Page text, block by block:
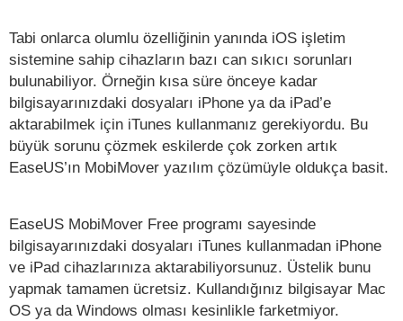
Tabi onlarca olumlu özelliğinin yanında iOS işletim
sistemine sahip cihazların bazı can sıkıcı sorunları
bulunabiliyor. Örneğin kısa süre önceye kadar
bilgisayarınızdaki dosyaları iPhone ya da iPad’e
aktarabilmek için iTunes kullanmanız gerekiyordu. Bu
büyük sorunu çözmek eskilerde çok zorken artık
EaseUS’ın MobiMover yazılım çözümüyle oldukça basit.
EaseUS MobiMover Free programı sayesinde
bilgisayarınızdaki dosyaları iTunes kullanmadan iPhone
ve iPad cihazlarınıza aktarabiliyorsunuz. Üstelik bunu
yapmak tamamen ücretsiz. Kullandığınız bilgisayar Mac
OS ya da Windows olması kesinlikle farketmiyor.